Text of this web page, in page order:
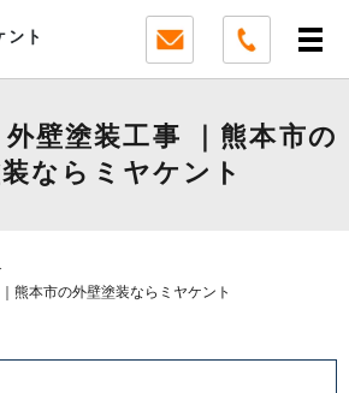
壁塗装工事 ｜熊本市の
ならミヤケント
熊本市の外壁塗装ならミヤケント